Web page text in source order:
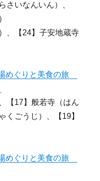
さいなんいん）、
、【24】子安地蔵寺
めぐりと美食の旅
【17】般若寺（はん
くごうじ）、【19】
めぐりと美食の旅